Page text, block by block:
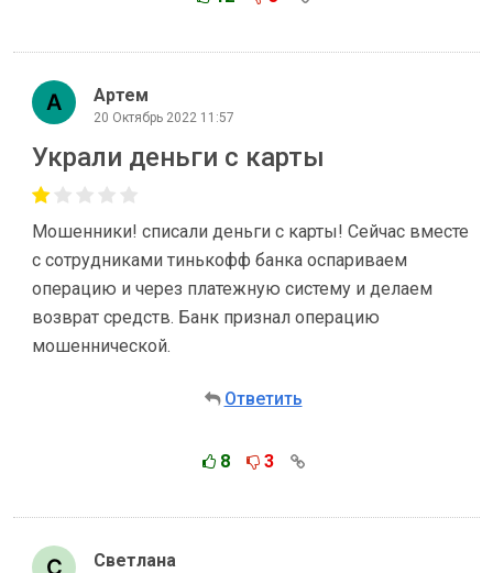
Артем
20 Октябрь 2022 11:57
Украли деньги с карты
Мошенники! списали деньги с карты! Сейчас вместе
с сотрудниками тинькофф банка оспариваем
операцию и через платежную систему и делаем
возврат средств. Банк признал операцию
мошеннической.
Ответить
8 3
Светлана